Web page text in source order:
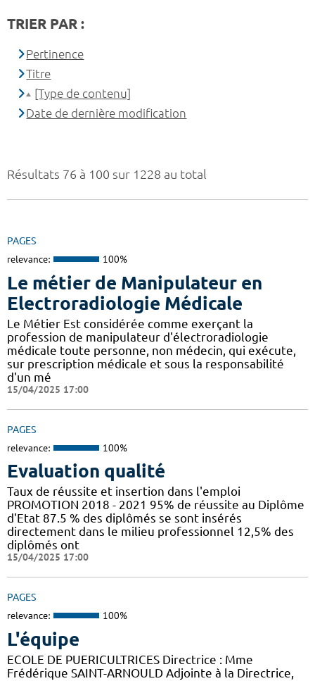
Résultats 76 à 100 sur 1228 au total
PAGES
relevance: 100%
Le métier de Manipulateur en
Electroradiologie Médicale
Le Métier Est considérée comme exerçant la
profession de manipulateur d'électroradiologie
médicale toute personne, non médecin, qui exécute,
sur prescription médicale et sous la responsabilité
d'un mé
15/04/2025 17:00
PAGES
relevance: 100%
Evaluation qualité
Taux de réussite et insertion dans l'emploi
PROMOTION 2018 - 2021 95% de réussite au Diplôme
d'Etat 87.5 % des diplômés se sont insérés
directement dans le milieu professionnel 12,5% des
diplômés ont
15/04/2025 17:00
PAGES
relevance: 100%
L'équipe
ECOLE DE PUERICULTRICES Directrice : Mme
Frédérique SAINT-ARNOULD Adjointe à la Directrice,
TRIER PAR :
Pertinence
Titre
[Type de contenu]
Date de dernière modification